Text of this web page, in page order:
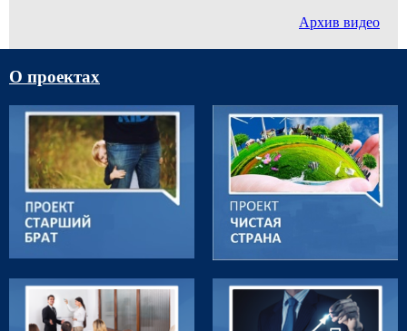
Архив видео
О проектах